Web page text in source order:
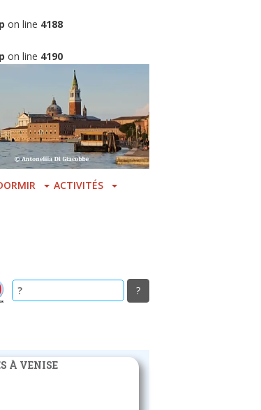
on line 4188
on line 4190
ACTIVITÉS
À VENISE